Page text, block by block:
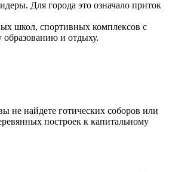
Для города это означало приток
школ, спортивных комплексов с
образованию и отдыху.
не найдете готических соборов или
построек к капитальному